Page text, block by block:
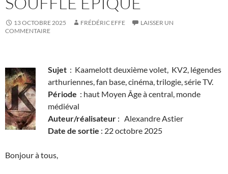
13 OCTOBRE 2025 FRÉDÉRIC EFFE
LAISSER UN
COMMENTAIRE
Sujet : Kaamelott deuxième volet, KV2, légendes
arthuriennes, fan base, cinéma, trilogie, série TV.
Période : haut Moyen Âge à central, monde
médiéval
Auteur/réalisateur : Alexandre Astier
Date de sortie : 22 octobre 2025
Bonjour à tous,